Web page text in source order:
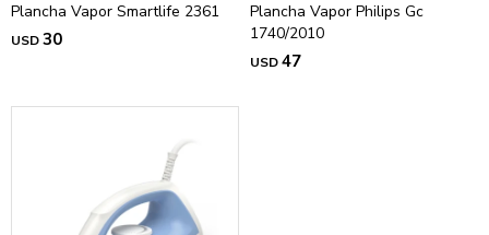
Plancha Vapor Smartlife 2361
USD30
Plancha Vapor Philips Gc
1740/2010
USD47